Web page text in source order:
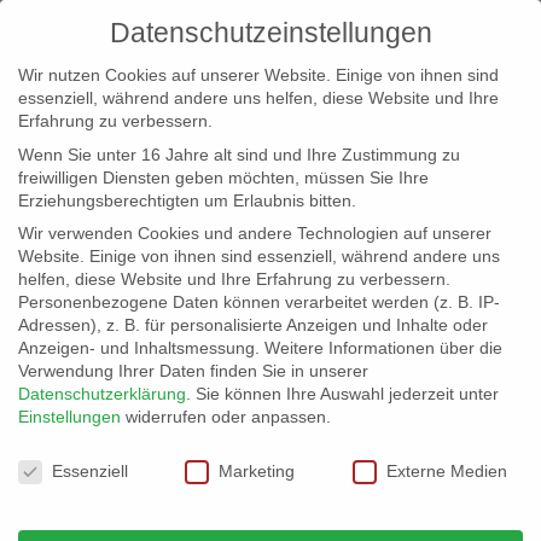
info@erfolgreich-events.de
+4940 46 777 230
Datenschutzeinstellungen
Wir nutzen Cookies auf unserer Website. Einige von ihnen sind
essenziell, während andere uns helfen, diese Website und Ihre
Erfahrung zu verbessern.
Wenn Sie unter 16 Jahre alt sind und Ihre Zustimmung zu
freiwilligen Diensten geben möchten, müssen Sie Ihre
Erziehungsberechtigten um Erlaubnis bitten.
Wir verwenden Cookies und andere Technologien auf unserer
Website. Einige von ihnen sind essenziell, während andere uns
helfen, diese Website und Ihre Erfahrung zu verbessern.
Personenbezogene Daten können verarbeitet werden (z. B. IP-
Adressen), z. B. für personalisierte Anzeigen und Inhalte oder
Anzeigen- und Inhaltsmessung. Weitere Informationen über die
Verwendung Ihrer Daten finden Sie in unserer
Datenschutzerklärung
Sie können Ihre Auswahl jederzeit unter
Einstellungen widerrufen oder anpassen.
Datenschutzeinstellungen
Essenziell Marketing Externe Medien